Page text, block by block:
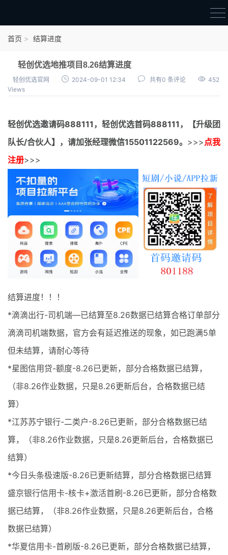
结算进度
团队长扶持
充场项目报价
无人直播
电商入门
最新通知
项目介绍
首页 结算进度
轻创优选地推项目8.26结算进度
轻创优选官网 2024-09-01 12:34 共有0 条评论
452
Views
轻创优选邀请码888111， 轻创优选首码888111，【升级团
队长/合伙人】，请加张经理微信15501122569。 >>>点我
注册>>>
结算进度！！！
*滴滴出行-司机端—已结算至8.26数据已结算合格订单部分
滴滴司机端数据，官方会有延迟推送的现象，如已跑满5单
但未结算，请耐心等待
*星图信用贷-额度-8.26已更新，部分合格数据已结算，
（非8.26作业数据，只是8.26更新后台，合格数据已结
算）
*江苏苏宁银行-二类户-8.26已更新，部分合格数据已结
算，（非8.26作业数据，只是8.26更新后台，合格数据已
结算）
*今日头条极速版-8.26已更新结算，部分合格数据已结算
盛京银行信用卡-核卡+激活首刷-8.26已更新，部分合格数
据已结算，（非8.26作业数据，只是8.26更新后台，合格
数据已结算）
*华夏信用卡-首刷版-8.26已更新，部分合格数据已结算，